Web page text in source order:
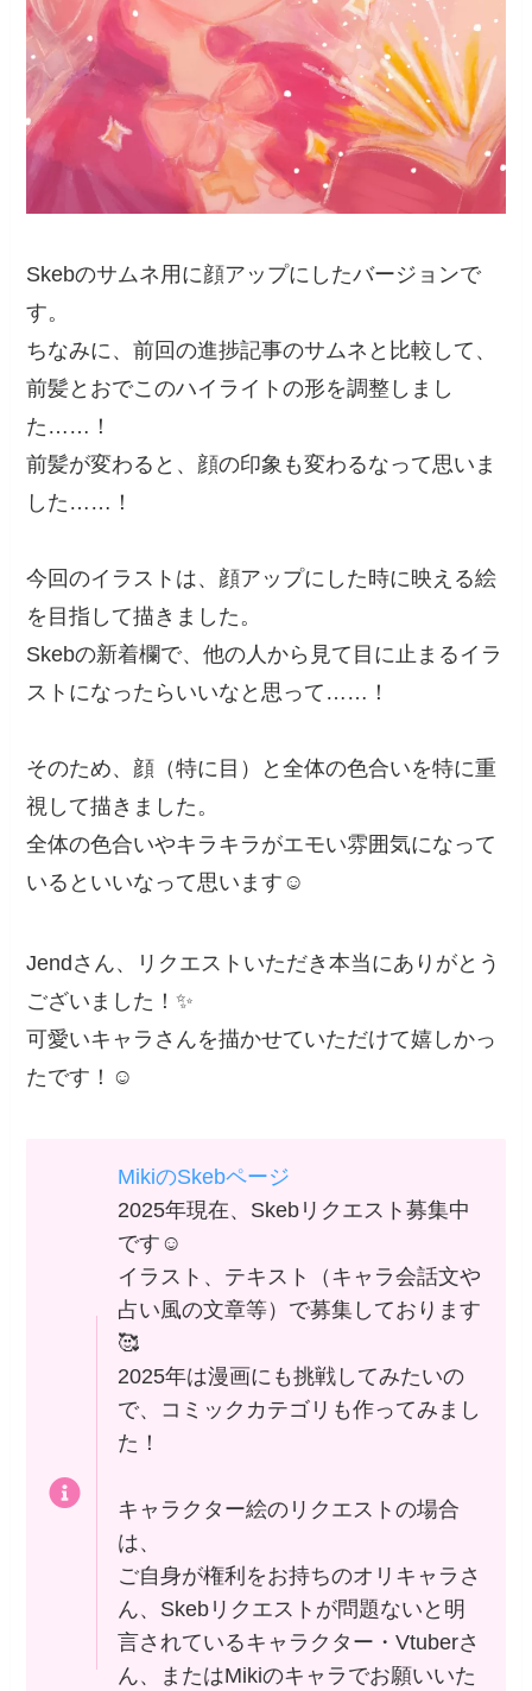
Skebのサムネ用に顔アップにしたバージョンで
す。
ちなみに、前回の進捗記事のサムネと比較して、
前髪とおでこのハイライトの形を調整しまし
た……！
前髪が変わると、顔の印象も変わるなって思いま
した……！
今回のイラストは、顔アップにした時に映える絵
を目指して描きました。
Skebの新着欄で、他の人から見て目に止まるイラ
ストになったらいいなと思って……！
そのため、顔（特に目）と全体の色合いを特に重
視して描きました。
全体の色合いやキラキラがエモい雰囲気になって
いるといいなって思います☺️
Jendさん、リクエストいただき本当にありがとう
ございました！✨
可愛いキャラさんを描かせていただけて嬉しかっ
たです！☺️
MikiのSkebページ
2025年現在、Skebリクエスト募集中
です☺️
イラスト、テキスト（キャラ会話文や
占い風の文章等）で募集しております
🥰
2025年は漫画にも挑戦してみたいの
で、コミックカテゴリも作ってみまし
た！
キャラクター絵のリクエストの場合
は、
ご自身が権利をお持ちのオリキャラさ
ん、Skebリクエストが問題ないと明
言されているキャラクター・Vtuberさ
ん、またはMikiのキャラでお願いいた